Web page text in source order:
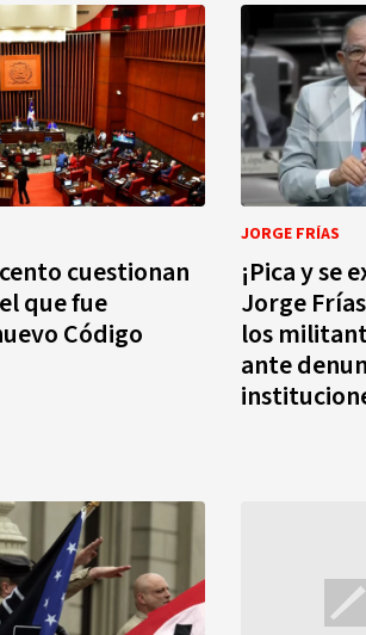
cuestionan
que fue
Código
JORGE FRÍAS
¡Pica y se
Jorge
los
ante